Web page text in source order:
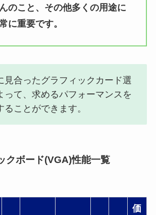
のこと、その他多くの用途に
に重要です。
見合ったグラフィックカード選
って、求めるパフォーマンスを
ることができます。
クボード(VGA)性能一覧
価